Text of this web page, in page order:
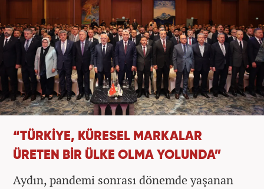
“TÜRKİYE, KÜRESEL MARKALAR
ÜRETEN BİR ÜLKE OLMA YOLUNDA”
Aydın, pandemi sonrası dönemde yaşanan